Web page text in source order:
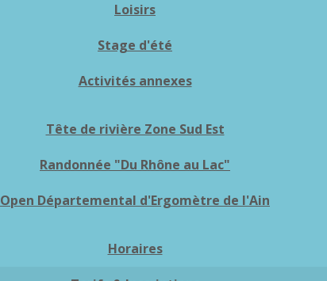
Loisirs
Stage d'été
Activités annexes
Tête de rivière Zone Sud Est
Randonnée "Du Rhône au Lac"
Open Départemental d'Ergomètre de l'Ain
Horaires